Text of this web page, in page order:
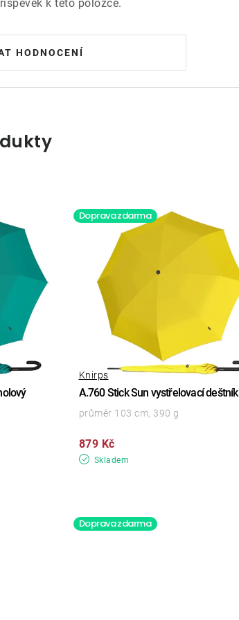
k této položce.
HODNOCENÍ
Doprava zdarma
A.760 Stick Sun vystřelovací deštník
Knirps
Skladem
879 Kč
průměr 103 cm, 390 g
Doprava zdarma